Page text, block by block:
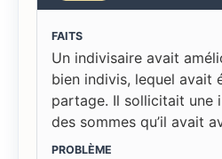
FAITS
Un indivisaire avait
bien indivis, lequel avait
partage. Il sollicitait une
des sommes qu’il avait
PROBLÈME